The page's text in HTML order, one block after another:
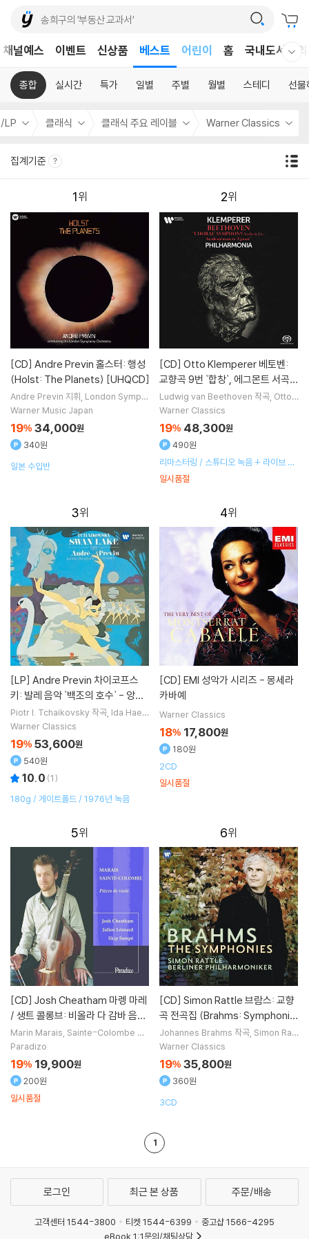
채널예스 이벤트 신상품 베스트
어린이
어린이
홈 국내도서
종합 실시간 특가 일별 주별 월별 스테디 선물
LP 클래식 클래식 주요 레이블 Warner Classics
집계기준
1
[CD]
(Holst: The Planets) [UHQCD]
Andre Previn 지휘 London Symph
ony Orchestra 오케스트라
Warner Music Japan
19% 34,000원
340원
일본 수입반
2
[CD]
교향곡 9번 `합창`, 에그몬트 서곡
(Beethoven: Symphony Op.12
5 `Choral`) [2 SACD Hybrid]
Ludwig van Beethoven 작곡 Otto
Klemperer지휘
Warner Classics
19% 48,300원
490원
리마스터링 / 스튜디오 녹음 + 라이브 녹
음
일시품절
3
[LP]
키: 발레 음악 `백조의 호수` - 앙드
레 프레빈 (Tchaikovsky: Swan
Lake)[3LP]
Piotr I. Tchaikovsky 작곡 Ida Haen
del연주 Andre Previn
Warner Classics
19% 53,600원
540원
10.0 (1)
180g / 게이트폴드 / 1976년 녹음
4
[CD]
카바예
Warner Classics
18% 17,800원
180원
2CD
일시품절
5
[CD]
/ 생트 콜롱브: 비올라 다 감바 음악
집 (Marin Marais / Sainte-Colo
mbe: Pieces de viole)
Marin Marais Sainte-Colombe 작
곡 Josh Cheatham
Paradizo
19% 19,900원
200원
일시품절
6
[CD]
곡 전곡집 (Brahms: Symphonie
s Nos. 1-4 (Complete) 사이먼
래틀
Johannes Brahms 작곡 Simon Ratt
le지휘 Berliner Philharmoniker
Warner Classics
19% 35,800원
360원
3CD
1
로그인 최근 본 상품 주문/배송
고객센터 1544-3800 티켓 1544-6399
중고샵 1566-4295
eBook 1:1문의/채팅상담